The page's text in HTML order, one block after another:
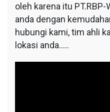
oleh karena itu
anda dengan
hubungi kami, tim ahli
lokasi anda…..